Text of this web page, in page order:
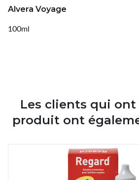
Alvera Voyage
100ml
Les clients qui ont
produit ont